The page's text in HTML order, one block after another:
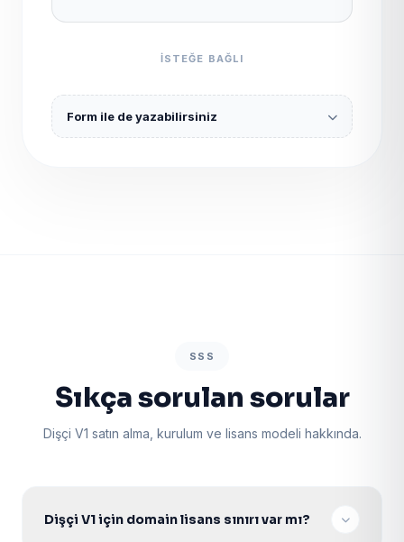
ISTEĞE BAĞLI
Form ile de yazabilirsiniz
SSS
Sıkça sorulan sorular
Dişçi V1 satın alma, kurulum ve lisans modeli hakkında.
Dişçi V1 için domain lisans sınırı var mı?